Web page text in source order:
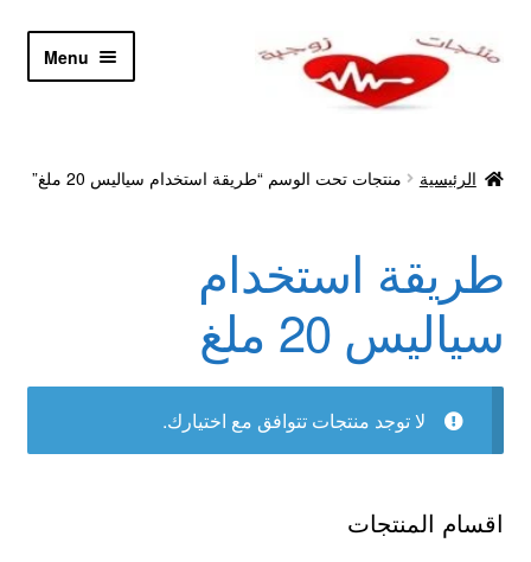
Skip
Skip
Menu
أدوية تكبير و تضخيم العضو
اتصل بنا
اتمام الطلب
ادوية تخسيس
اكسسوارات مثيره
الرئيسية منتجات تحت الوسم “طريقة استخدام سياليس 20 ملغ”
طريقة استخدام
سياليس 20 ملغ
لا توجد منتجات تتوافق مع اختيارك.
اقسام المنتجات